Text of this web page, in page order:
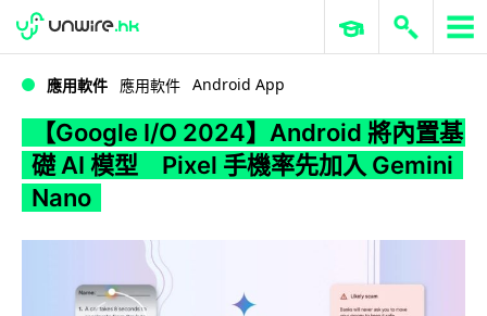
WWDC 2026 ERP 與商業 AI
應用軟件 應用軟件 Android App
【Google I/O 2024】Android 將內置基
礎 AI 模型 Pixel 手機率先加入 Gemini
Nano